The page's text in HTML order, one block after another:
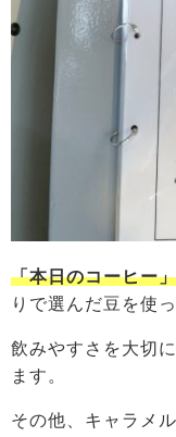
「本日のコーヒー」
りで選んだ豆を使
飲みやすさを大切
ます。
その他、キャラメ